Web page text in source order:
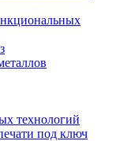
технологий
под ключ